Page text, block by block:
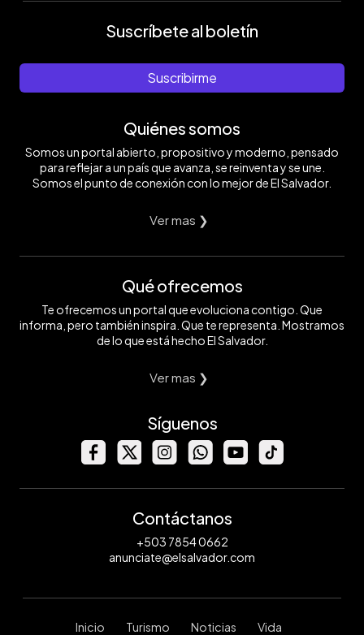
Suscríbete al boletín
Suscribirme
Quiénes somos
Somos un portal abierto, propositivo y moderno, pensado
para reflejar a un país que avanza, se reinventa y se une.
Somos el punto de conexión con lo mejor de El Salvador.
Ver mas ❯
Qué ofrecemos
Te ofrecemos un portal que evoluciona contigo. Que
informa, pero también inspira. Que te representa. Mostramos
de lo que está hecho El Salvador.
Ver mas ❯
Síguenos
Contáctanos
+503 7854 0662
anunciate@elsalvador.com
Inicio Turismo Noticias Vida